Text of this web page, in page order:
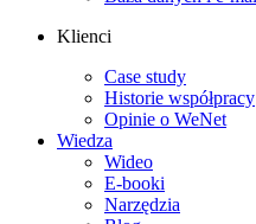
Klienci
Case study
Historie współpracy
Opinie o WeNet
Wiedza
Wideo
E‑booki
Narzędzia